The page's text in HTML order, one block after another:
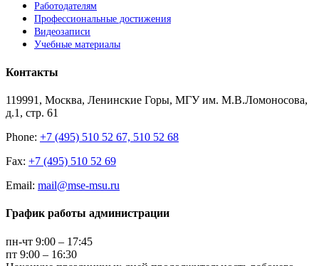
Работодателям
Профессиональные достижения
Видеозаписи
Учебные материалы
Контакты
119991, Москва, Ленинские Горы, МГУ им. М.В.Ломоносова,
д.1, стр. 61
Phone: +7 (495) 510 52 67, 510 52 68
Fax: +7 (495) 510 52 69
Email: mail@mse-msu.ru
График работы администрации
пн-чт 9:00 – 17:45
пт 9:00 – 16:30